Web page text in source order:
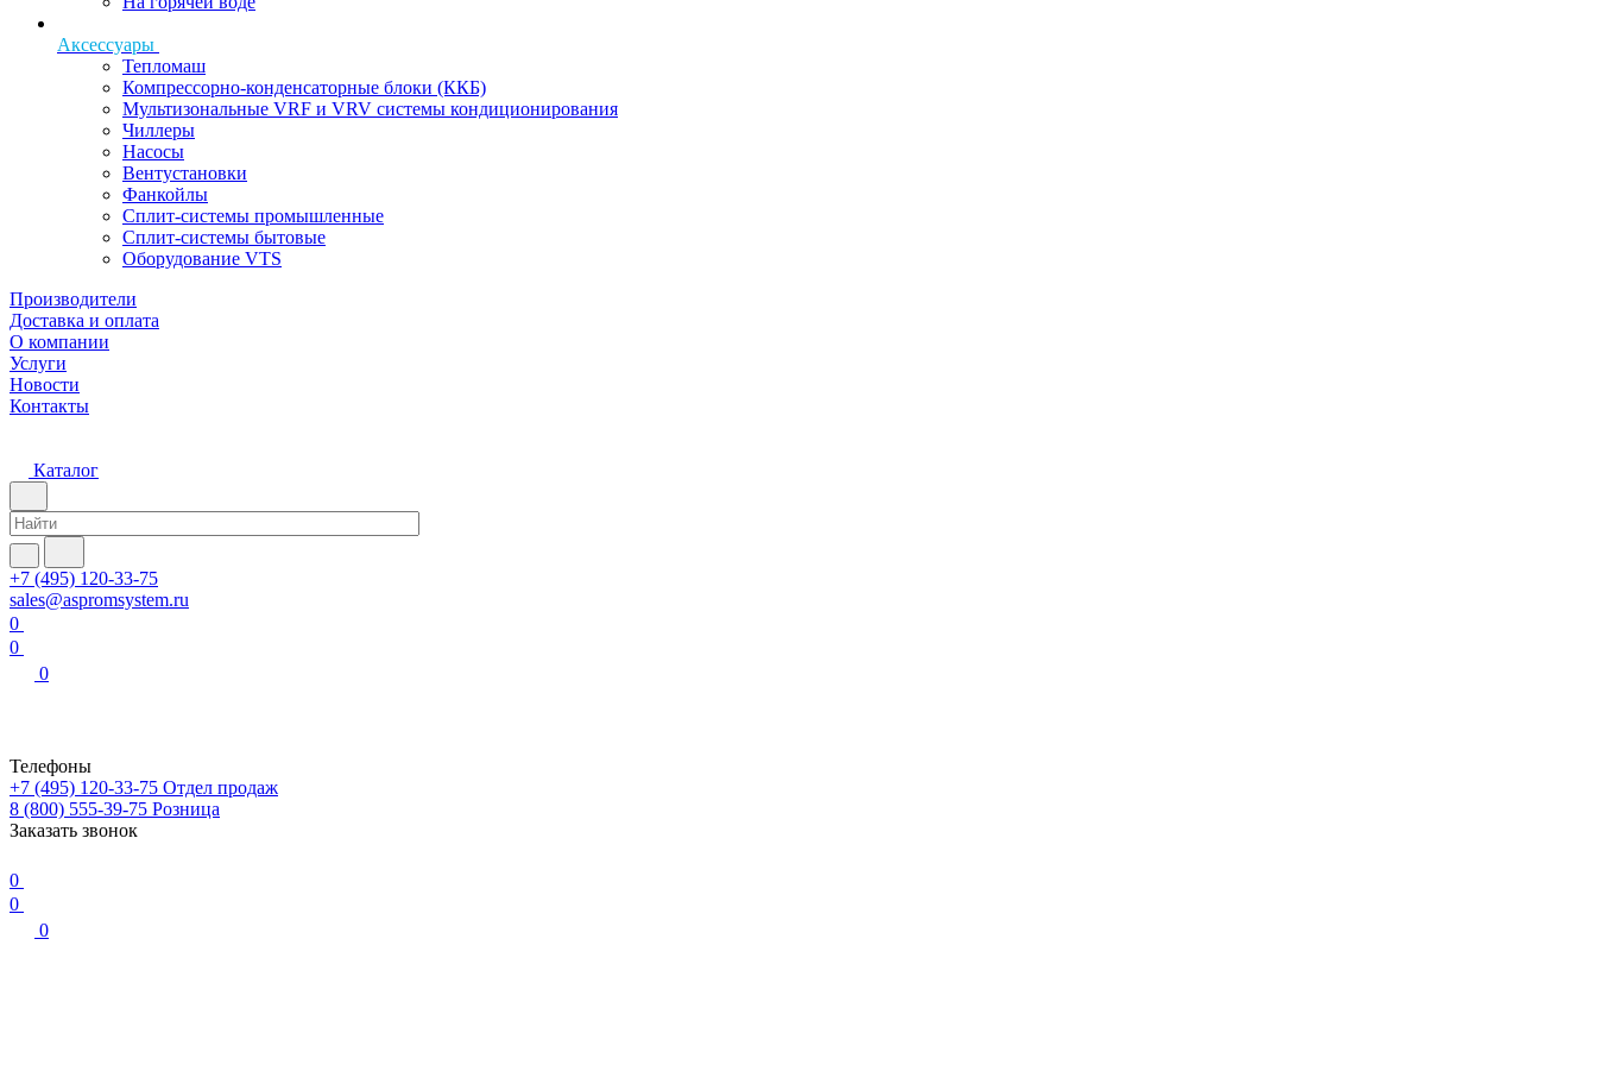
Аксессуары
Тепломаш
Компрессорно-конденсаторные блоки (ККБ)
Мультизональные VRF и VRV системы кондиционирования
Чиллеры
Насосы
Вентустановки
Фанкойлы
Сплит-системы промышленные
Сплит-системы бытовые
Оборудование VTS
Производители
Доставка и оплата
О компании
Услуги
Новости
Контакты
Каталог
+7 (495) 120-33-75
sales@aspromsystem.ru
0
0
0
Телефоны
+7 (495) 120-33-75 Отдел продаж
8 (800) 555-39-75 Розница
Заказать звонок
0
0
0